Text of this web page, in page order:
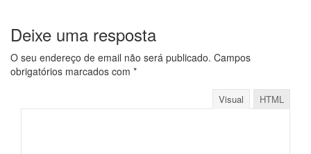
Deixe uma resposta
O seu endereço de email não será publicado. Campos
obrigatórios marcados com *
Visual HTML